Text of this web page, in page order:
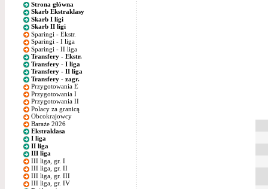
Strona główna
Skarb Ekstraklasy
Skarb I ligi
Skarb II ligi
Sparingi - Ekstr.
Sparingi - I liga
Sparingi - II liga
Transfery - Ekstr.
Transfery - I liga
Transfery - II liga
Transfery - zagr.
Przygotowania E
Przygotowania I
Przygotowania II
Polacy za granicą
Obcokrajowcy
Baraże 2026
Ekstraklasa
I liga
II liga
III liga
III liga, gr. I
III liga, gr. II
III liga, gr. III
III liga, gr. IV